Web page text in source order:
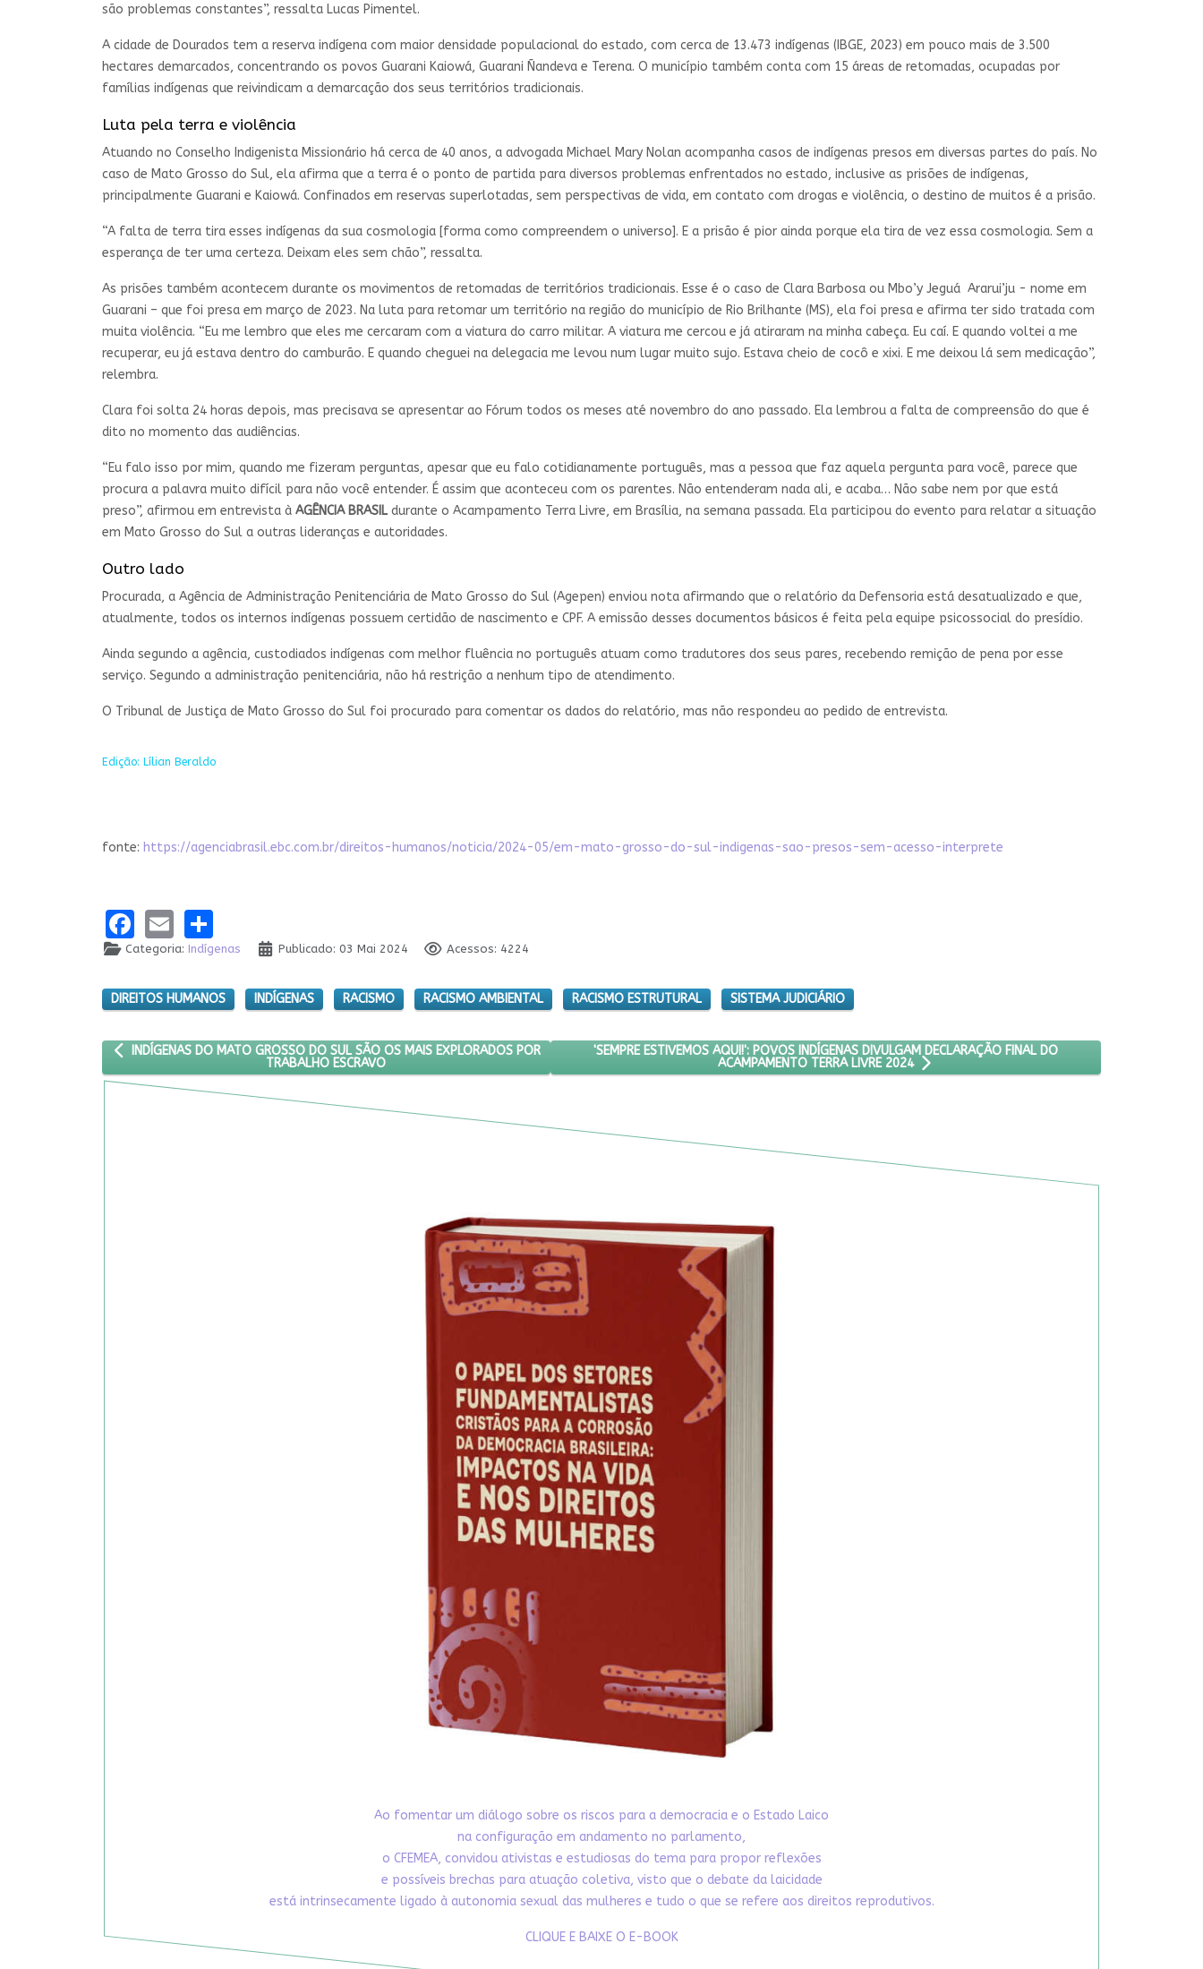
são problemas constantes”, ressalta Lucas Pimentel.
A cidade de Dourados tem a reserva indígena com maior densidade populacional do estado, com cerca de 13.473 indígenas (IBGE, 2023) em pouco mais de 3.500
hectares demarcados, concentrando os povos Guarani Kaiowá, Guarani Ñandeva e Terena. O município também conta com 15 áreas de retomadas, ocupadas por
famílias indígenas que reivindicam a demarcação dos seus territórios tradicionais.
Luta pela terra e violência
Atuando no Conselho Indigenista Missionário há cerca de 40 anos, a advogada Michael Mary Nolan acompanha casos de indígenas presos em diversas partes do país. No
caso de Mato Grosso do Sul, ela afirma que a terra é o ponto de partida para diversos problemas enfrentados no estado, inclusive as prisões de indígenas,
principalmente Guarani e Kaiowá. Confinados em reservas superlotadas, sem perspectivas de vida, em contato com drogas e violência, o destino de muitos é a prisão.
“A falta de terra tira esses indígenas da sua cosmologia [forma como compreendem o universo]. E a prisão é pior ainda porque ela tira de vez essa cosmologia. Sem a
esperança de ter uma certeza. Deixam eles sem chão”, ressalta.
As prisões também acontecem durante os movimentos de retomadas de territórios tradicionais. Esse é o caso de Clara Barbosa ou Mbo’y Jeguá Ararui’ju - nome em
Guarani – que foi presa em março de 2023. Na luta para retomar um território na região do município de Rio Brilhante (MS), ela foi presa e afirma ter sido tratada com
muita violência. “Eu me lembro que eles me cercaram com a viatura do carro militar. A viatura me cercou e já atiraram na minha cabeça. Eu caí. E quando voltei a me
recuperar, eu já estava dentro do camburão. E quando cheguei na delegacia me levou num lugar muito sujo. Estava cheio de cocô e xixi. E me deixou lá sem medicação”,
relembra.
Clara foi solta 24 horas depois, mas precisava se apresentar ao Fórum todos os meses até novembro do ano passado. Ela lembrou a falta de compreensão do que é
dito no momento das audiências.
“Eu falo isso por mim, quando me fizeram perguntas, apesar que eu falo cotidianamente português, mas a pessoa que faz aquela pergunta para você, parece que
procura a palavra muito difícil para não você entender. É assim que aconteceu com os parentes. Não entenderam nada ali, e acaba… Não sabe nem por que está
preso”, afirmou em entrevista à AGÊNCIA BRASIL durante o Acampamento Terra Livre, em Brasília, na semana passada. Ela participou do evento para relatar a situação
em Mato Grosso do Sul a outras lideranças e autoridades.
Outro lado
Procurada, a Agência de Administração Penitenciária de Mato Grosso do Sul (Agepen) enviou nota afirmando que o relatório da Defensoria está desatualizado e que,
atualmente, todos os internos indígenas possuem certidão de nascimento e CPF. A emissão desses documentos básicos é feita pela equipe psicossocial do presídio.
Ainda segundo a agência, custodiados indígenas com melhor fluência no português atuam como tradutores dos seus pares, recebendo remição de pena por esse
serviço. Segundo a administração penitenciária, não há restrição a nenhum tipo de atendimento.
O Tribunal de Justiça de Mato Grosso do Sul foi procurado para comentar os dados do relatório, mas não respondeu ao pedido de entrevista.
Edição: Lílian Beraldo
fonte: https://agenciabrasil.ebc.com.br/direitos-humanos/noticia/2024-05/em-mato-grosso-do-sul-indigenas-sao-presos-sem-acesso-interprete
Facebook
Email
Categoria: Indígenas Publicado: 03 Mai 2024 Acessos: 4224
DIREITOS HUMANOS INDÍGENAS RACISMO RACISMO AMBIENTAL RACISMO ESTRUTURAL SISTEMA JUDICIÁRIO
ARTIGO ANTERIOR: INDÍGENAS DO MATO GROSSO DO SUL SÃO OS MAIS EXPLORADOS POR TRABALHO ESCRAVO
INDÍGENAS DO MATO GROSSO DO SUL SÃO OS MAIS EXPLORADOS POR
TRABALHO ESCRAVO
PRÓXIMO ARTIGO: 'SEMPRE ESTIVEMOS AQUI!': POVOS INDÍGENAS DIVULGAM DECLARAÇÃO FINAL DO
'SEMPRE ESTIVEMOS AQUI!': POVOS INDÍGENAS DIVULGAM DECLARAÇÃO FINAL DO
ACAMPAMENTO TERRA LIVRE 2024
Ao fomentar um diálogo sobre os riscos para a democracia e o Estado Laico
na configuração em andamento no parlamento,
o CFEMEA, convidou ativistas e estudiosas do tema para propor reflexões
e possíveis brechas para atuação coletiva, visto que o debate da laicidade
está intrinsecamente ligado à autonomia sexual das mulheres e tudo o que se refere aos direitos reprodutivos.
CLIQUE E BAIXE O E-BOOK